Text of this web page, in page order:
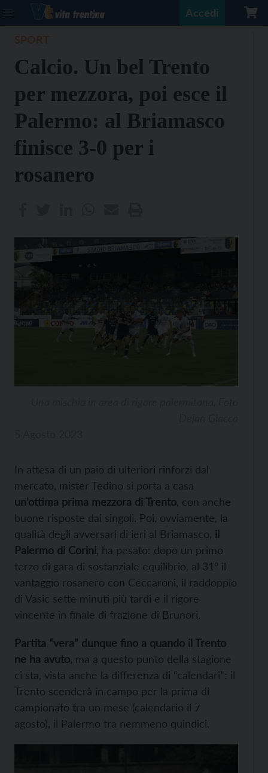
Accedi
Calcio. Un bel Trento
per mezzora, poi esce il
Palermo: al Briamasco
finisce 3-0 per i
rosanero
In attesa di un paio di ulteriori rinforzi dal
mercato, mister Tedino si porta a casa
un’ottima prima mezzora di Trento , con anche
buone risposte dai singoli. Poi, ovviamente, la
qualità degli avversari di ieri al Briamasco, il
Palermo di Corini , ha pesato: dopo un primo
terzo di gara di sostanziale equilibrio, al 31° il
vantaggio rosanero con Ceccaroni, il raddoppio
di Vasic sette minuti più tardi e il rigore
vincente in finale di frazione di Brunori.
Partita “vera” dunque fino a quando il Trento
ne ha avuto, ma a questo punto della stagione
ci sta, vista anche la differenza di “calendari”: il
Trento scenderà in campo per la prima di
campionato tra un mese (calendario il 7
agosto), il Palermo tra nemmeno quindici.